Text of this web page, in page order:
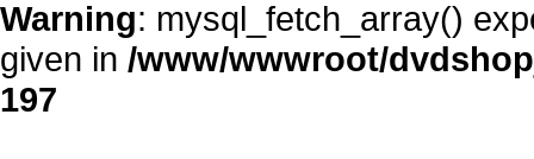
Warning: mysql_fetch_array()
given in /www/wwwroot/
197